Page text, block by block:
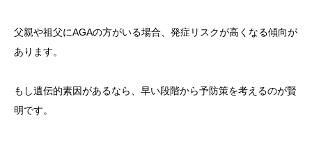
父親や祖父にAGAの方がいる場合、発症リスクが高くなる傾向が
あります。
もし遺伝的素因があるなら、早い段階から予防策を考えるのが賢
明です。